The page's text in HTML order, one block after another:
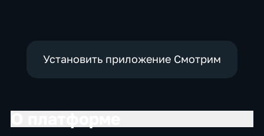
Установить приложение Смотрим